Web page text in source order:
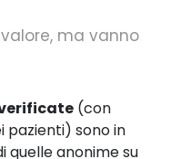
ma vanno
(con
pazienti) sono in
quelle anonime su